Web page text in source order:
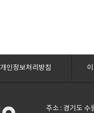
개인정보처리방침
주소 : 경기도